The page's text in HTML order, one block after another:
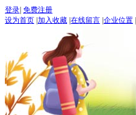
登录 免费注册
设为首页 加入收藏 在线留言 企业位置